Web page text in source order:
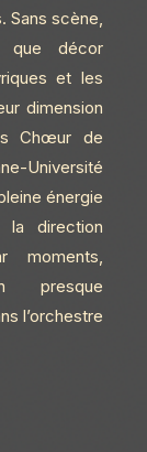
Sans scène,
que décor
et les
dimension
Chœur de
Université
énergie
la direction
moments,
presque
l’orchestre